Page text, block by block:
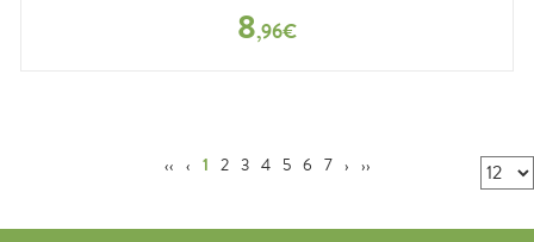
8,96€
‹‹ ‹ 1 2 3 4 5 6 7 › ››